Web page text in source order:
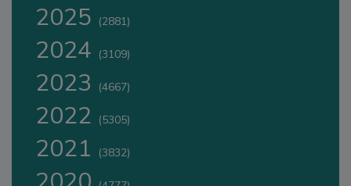
2025 (2881)
2024 (3109)
2023 (4667)
2022 (5305)
2021 (3832)